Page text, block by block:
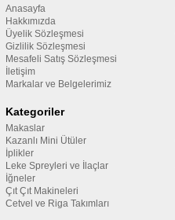
Anasayfa
Hakkımızda
Üyelik Sözleşmesi
Gizlilik Sözleşmesi
Mesafeli Satış Sözleşmesi
İletişim
Markalar ve Belgelerimiz
Kategoriler
Makaslar
Kazanlı Mini Ütüler
İplikler
Leke Spreyleri ve İlaçlar
İğneler
Çıt Çıt Makineleri
Cetvel ve Riga Takımları